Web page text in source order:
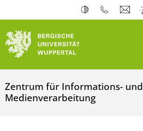
Zentrum für Informations- und
Medienverarbeitung